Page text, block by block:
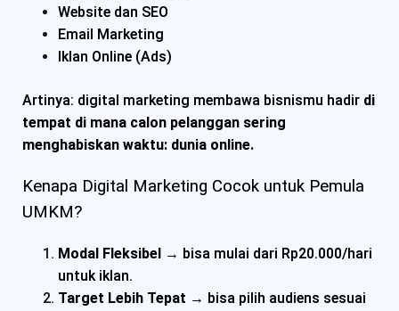
Website dan SEO
Email Marketing
Iklan Online (Ads)
Artinya: digital marketing membawa bisnismu hadir di
tempat di mana calon pelanggan sering
menghabiskan waktu: dunia online.
Kenapa Digital Marketing Cocok untuk Pemula
UMKM?
Modal Fleksibel → bisa mulai dari Rp20.000/hari
untuk iklan.
Target Lebih Tepat → bisa pilih audiens sesuai